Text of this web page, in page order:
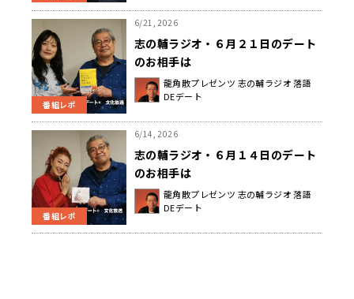
番組レポ
6/21, 2026
志の輔ラジオ・６月２１日のデート
のお相手は
龍角散プレゼンツ 志の輔ラジオ 落語
DEデート
番組レポ
6/14, 2026
志の輔ラジオ・６月１４日のデート
のお相手は
龍角散プレゼンツ 志の輔ラジオ 落語
DEデート